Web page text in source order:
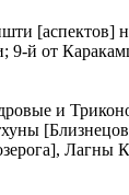
[аспектов]
й от
и
Лагны